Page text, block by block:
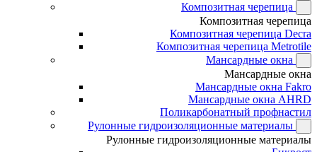
Композитная черепица
Композитная черепица
Композитная черепица Decra
Композитная черепица Metrotile
Мансардные окна
Мансардные окна
Мансардные окна Fakro
Мансардные окна AHRD
Поликарбонатный профнастил
Рулонные гидроизоляционные материалы
Рулонные гидроизоляционные материалы